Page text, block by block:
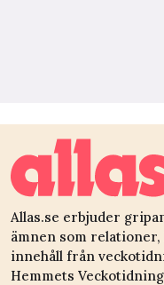
Allas.se erbjuder
ämnen som relationer,
innehåll från
Hemmets